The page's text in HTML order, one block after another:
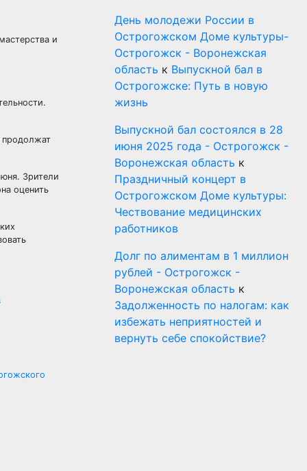
и
продолжат
Зрители
оценить
День молодежи России в
Острогожском Доме культуры-
Острогожск - Воронежская
область к Выпускной бал в
Острогожске: Путь в новую
жизнь
Выпускной бал состоялся в 28
июня 2025 года - Острогожск -
Воронежская область к
Праздничный концерт в
Острогожском Доме культуры:
Чествование медицинских
работников
Долг по алиментам в 1 миллион
рублей - Острогожск -
Воронежская область к
Задолженность по налогам: как
избежать неприятностей и
вернуть себе спокойствие?